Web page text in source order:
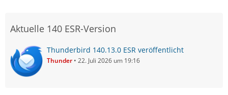
Aktuelle 140 ESR-Version
Thunderbird 140.13.0 ESR veröffentlicht
Thunder 22. Juli 2026 um 19:16